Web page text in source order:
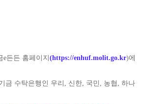
e든든 홈페이지 (https://enhuf.molit.go.kr)에
금 수탁은행인 우리, 신한, 국민, 농협, 하나